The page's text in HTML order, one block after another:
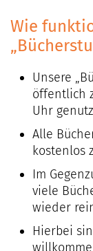
Wie
Unsere
öffentlich
Uhr
Alle
kostenlos
Im
viele
wieder
Hierbei